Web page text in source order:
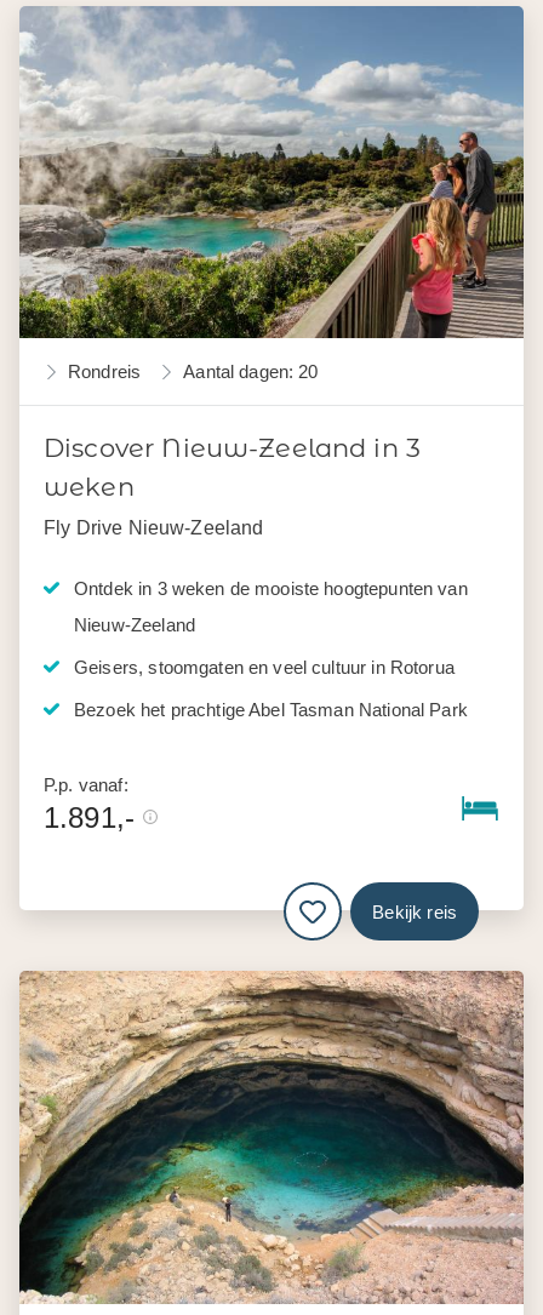
Rondreis Aantal dagen: 20
Discover Nieuw-Zeeland in 3
weken
Fly Drive Nieuw-Zeeland
Ontdek in 3 weken de mooiste hoogtepunten van
Nieuw-Zeeland
Geisers, stoomgaten en veel cultuur in Rotorua
Bezoek het prachtige Abel Tasman National Park
P.p. vanaf:
1.891,-
Bekijk reis